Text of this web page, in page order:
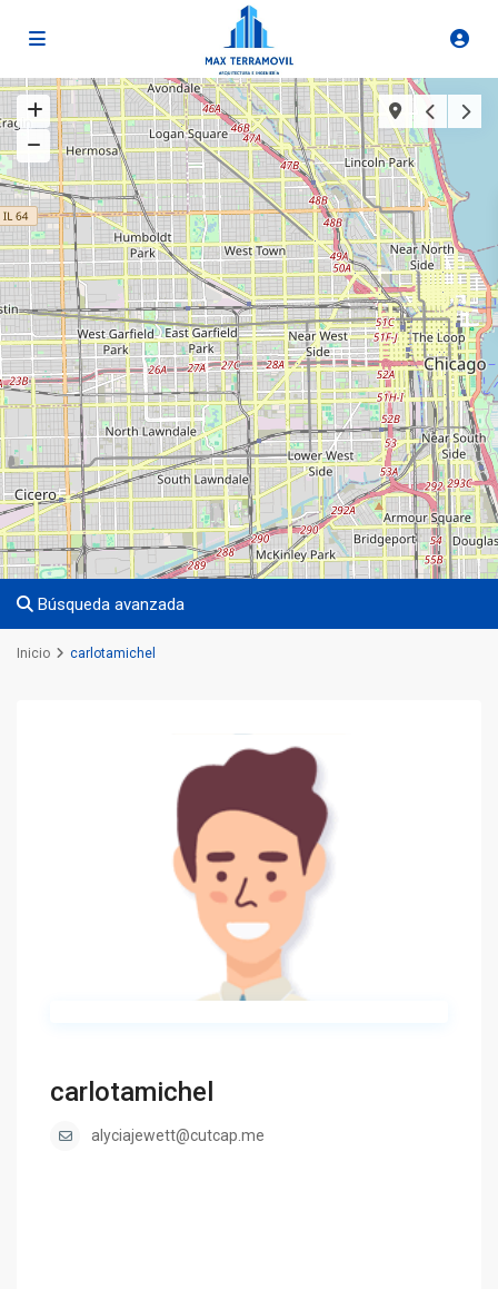
Búsqueda avanzada
Inicio carlotamichel
carlotamichel
alyciajewett@cutcap.me